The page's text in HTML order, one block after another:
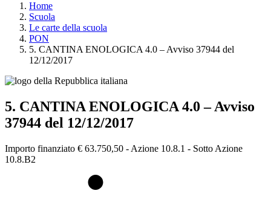
Home
Scuola
Le carte della scuola
PON
5. CANTINA ENOLOGICA 4.0 – Avviso 37944 del
12/12/2017
5. CANTINA ENOLOGICA 4.0 – Avviso
37944 del 12/12/2017
Importo finanziato € 63.750,50 - Azione 10.8.1 - Sotto Azione
10.8.B2